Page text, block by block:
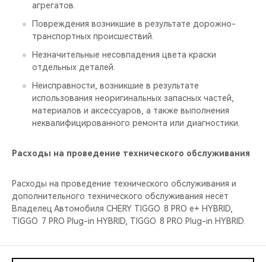
агрегатов.
Повреждения возникшие в результате дорожно-
транспортных происшествий.
Незначительные несовпадения цвета краски
отдельных деталей.
Неисправности, возникшие в результате
использования неоригинальных запасных частей,
материалов и аксессуаров, а также выполнения
неквалифицированного ремонта или диагностики.
Расходы на проведение технического обслуживания
Расходы на проведение технического обслуживания и
дополнительного технического обслуживания несёт
Владелец Автомобиля CHERY TIGGO 8 PRO е+ HYBRID,
TIGGO 7 PRO Plug-in HYBRID, TIGGO 8 PRO Plug-in HYBRID.